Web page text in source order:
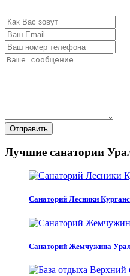
Отправить
Лучшие санатории
Санаторий Лесники
Санаторий Жемчужина